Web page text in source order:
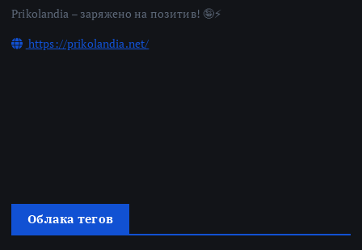
Prikolandia – заряжено на позитив! 🤪⚡
https://prikolandia.net/
Облака тегов